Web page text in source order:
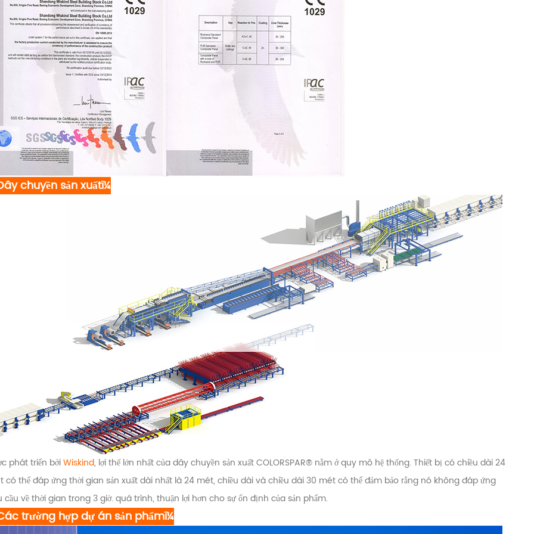
chuyền sản xuấtï¼
phát triển bởiWiskind, lợi thế lớn nhất của dây chuyền sản xuất COLORSPAR® nằm ở quy mô hệ thống. Thiết bị có chiều dài 24
có thể đáp ứng thời gian sản xuất dài nhất là 24 mét, chiều dài và chiều dài 30 mét có thể đảm bảo rằng nó không đáp ứng
cầu về thời gian trong 3 giờ. quá trình, thuận lợi hơn cho sự ổn định của sản phẩm.
trường hợp dự án sản phẩmï¼